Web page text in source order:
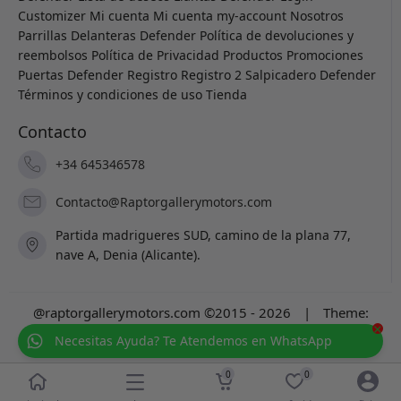
0 0
Necesitas Ayuda? Te Atendemos en WhatsApp
×
Customizer Mi cuenta Mi cuenta my-account Nosotros
Parrillas Delanteras Defender Política de devoluciones y
reembolsos Política de Privacidad Productos Promociones
Puertas Defender Registro Registro 2 Salpicadero Defender
Términos y condiciones de uso Tienda
Contacto
+34 645346578
Contacto@Raptorgallerymotors.com
Partida madrigueres SUD, camino de la plana 77,
nave A, Denia (Alicante).
@raptorgallerymotors.com ©2015 - 2026 |
Theme:
Prosale
by full100ack